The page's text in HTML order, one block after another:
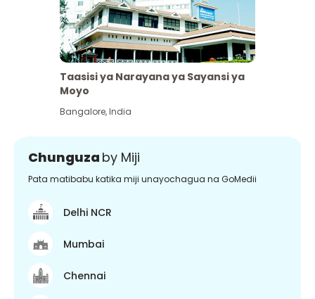
Taasisi ya Narayana ya Sayansi ya
Moyo
Bangalore,India
Chunguza by Miji
Pata matibabu katika miji unayochagua na GoMedii
Delhi NCR
Mumbai
Chennai